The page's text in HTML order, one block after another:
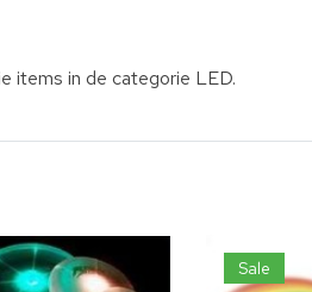
items in de categorie LED.
Sale